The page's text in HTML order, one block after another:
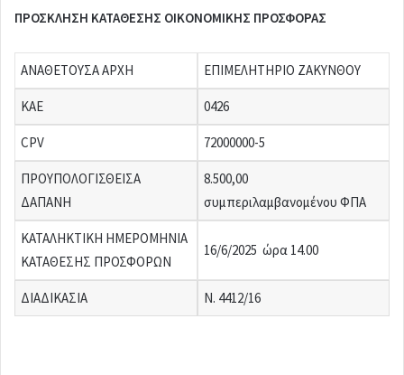
ΠΡΟΣΚΛΗΣΗ ΚΑΤΑΘΕΣΗΣ ΟΙΚΟΝΟΜΙΚΗΣ ΠΡΟΣΦΟΡΑΣ
ΑΝΑΘΕΤΟΥΣΑ ΑΡΧΗ ΕΠΙΜΕΛΗΤΗΡΙΟ ΖΑΚΥΝΘΟΥ
ΚΑΕ 0426
CPV 72000000-5
ΠΡΟΥΠΟΛΟΓΙΣΘΕΙΣΑ
ΔΑΠΑΝΗ
8.500,00
συμπεριλαμβανομένου ΦΠΑ
ΚΑΤΑΛΗΚΤΙΚΗ ΗΜΕΡΟΜΗΝΙΑ
ΚΑΤΑΘΕΣΗΣ ΠΡΟΣΦΟΡΩΝ
16/6/2025 ώρα 14.00
ΔΙΑΔΙΚΑΣΙΑ N. 4412/16